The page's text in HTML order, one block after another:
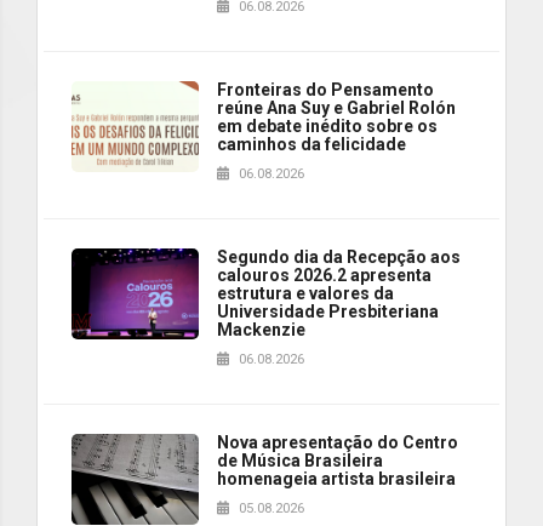
06.08.2026
Fronteiras do Pensamento
reúne Ana Suy e Gabriel Rolón
em debate inédito sobre os
caminhos da felicidade
06.08.2026
Segundo dia da Recepção aos
calouros 2026.2 apresenta
estrutura e valores da
Universidade Presbiteriana
Mackenzie
06.08.2026
Nova apresentação do Centro
de Música Brasileira
homenageia artista brasileira
05.08.2026